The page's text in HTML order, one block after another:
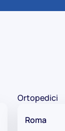
Ortopedici
Roma